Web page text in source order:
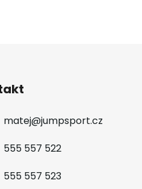
matej@jumpsport.cz
555 557 522
555 557 523